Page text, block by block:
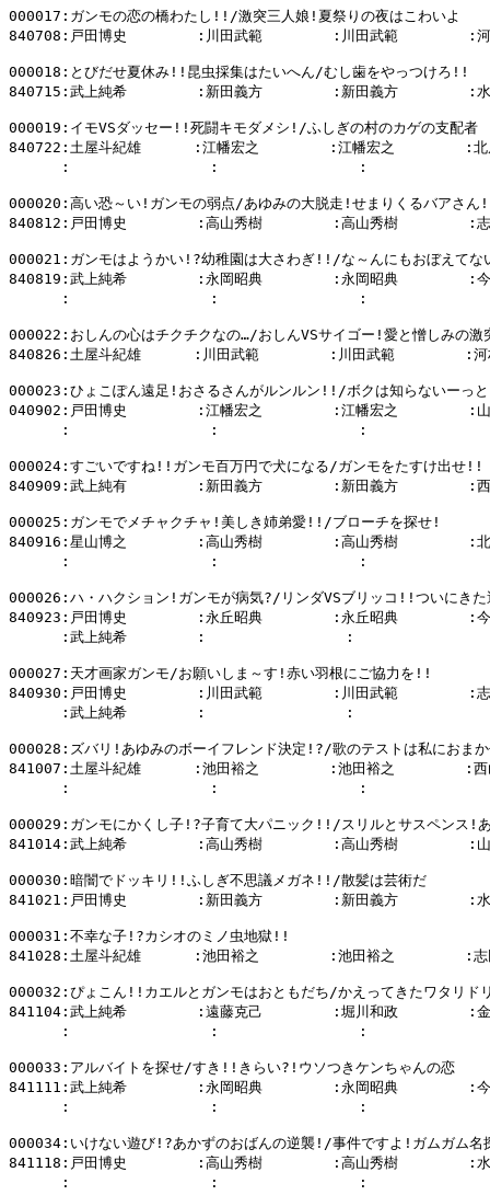
000017:ガンモの恋の橋わたし!!/激突三人娘!夏祭りの夜はこわいよ
840708:戸田博史        :川田武範        :川田武範        :河
000018:とびだせ夏休み!!昆虫採集はたいへん/むし歯をやっつけろ!!
840715:武上純希        :新田義方        :新田義方        :水
000019:イモVSダッセー!!死闘キモダメシ!/ふしぎの村のカゲの支配者
840722:土屋斗紀雄      :江幡宏之        :江幡宏之        :北
:                :                :
000020:高い恐～い!ガンモの弱点/あゆみの大脱走!せまりくるバアさ
840812:戸田博史        :高山秀樹        :高山秀樹        :志
000021:ガンモはようかい!?幼稚園は大さわぎ!!/な～んにもおぼえてな
840819:武上純希        :永岡昭典        :永岡昭典        :今
:                :                :
000022:おしんの心はチクチクなの…/おしんVSサイゴー!愛と憎しみの
840826:土屋斗紀雄      :川田武範        :川田武範        :河
000023:ひょこぽん遠足!おさるさんがルンルン!!/ボクは知らないーっと
040902:戸田博史        :江幡宏之        :江幡宏之        :山
:                :                :
000024:すごいですね!!ガンモ百万円で犬になる/ガンモをたすけ出せ!!
840909:武上純有        :新田義方        :新田義方        :西
000025:ガンモでメチャクチャ!美しき姉弟愛!!/ブローチを探せ!
840916:星山博之        :高山秀樹        :高山秀樹        :北
:                :                :
000026:ハ・ハクション!ガンモが病気?/リンダVSブリッコ!!ついにきた
840923:戸田博史        :永丘昭典        :永丘昭典        :今
:武上純希        :                :
000027:天才画家ガンモ/お願いしま～す!赤い羽根にご協力を!!
840930:戸田博史        :川田武範        :川田武範        :志
:武上純希        :                :
000028:ズバリ!あゆみのボーイフレンド決定!?/歌のテストは私におま
841007:土屋斗紀雄      :池田裕之        :池田裕之        :西
:                :                :
000029:ガンモにかくし子!?子育て大パニック!!/スリルとサスペンス!
841014:武上純希        :高山秀樹        :高山秀樹        :山
000030:暗闇でドッキリ!!ふしぎ不思議メガネ!!/散髪は芸術だ
841021:戸田博史        :新田義方        :新田義方        :水
000031:不幸な子!?カシオのミノ虫地獄!!
841028:土屋斗紀雄      :池田裕之        :池田裕之        :志
000032:ぴょこん!!カエルとガンモはおともだち/かえってきたワタリド
841104:武上純希        :遠藤克己        :堀川和政        :金
:                :                :
000033:アルバイトを探せ/すき!!きらい?!ウソつきケンちゃんの恋
841111:武上純希        :永岡昭典        :永岡昭典        :今
:                :                :
000034:いけない遊び!?あかずのおばんの逆襲!/事件ですよ!ガムガム名
841118:戸田博史        :高山秀樹        :高山秀樹        :水
:                :                :